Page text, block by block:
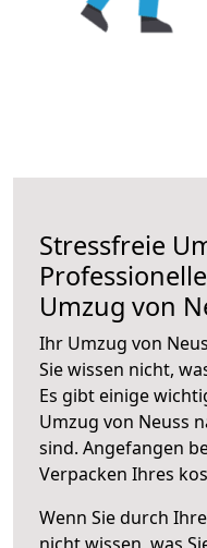
Stressfreie
Umzug von
Ihr Umzug von
Sie wissen nicht,
Es gibt einige
Umzug von Neuss
sind. Angefangen
Verpacken Ihres
Wenn Sie durch